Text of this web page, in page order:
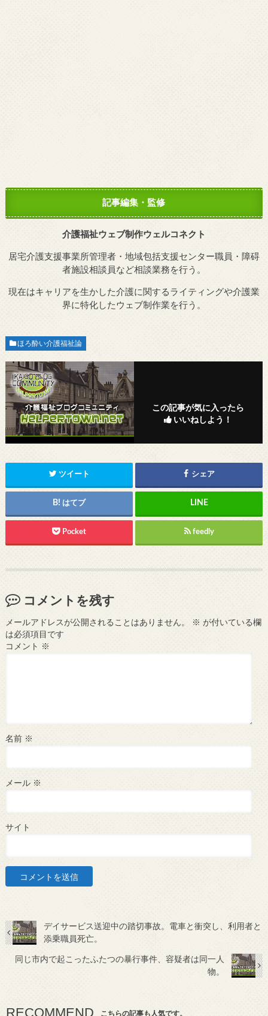
記事編集・監修
介護福祉ウェブ制作ウェルコネクト
居宅介護支援事業所管理者・地域包括支援センター職員・障碍
者施設相談員など相談業務を行う。
現在はキャリアを生かした介護に関するライティングや介護業
界に特化したウェブ制作業を行う。
ほろ酔い介護福祉論
この記事が気に入ったら
いいねしよう！
ツイート シェア
はてブ
Pocket feedly
コメントを残す
メールアドレスが公開されることはありません。 ※ が付いている欄
は必須項目です
コメント
※
名前 ※
メール ※
サイト
デイサービス送迎中の踏切事故。電車と衝突し、利用者と
添乗職員死亡。
同じ市内で起こったふたつの暴行事件、容疑者は同一人
物。
RECOMMEND こちらの記事も人気です。